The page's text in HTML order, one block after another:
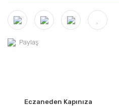
Paylaş
Eczaneden Kapınıza